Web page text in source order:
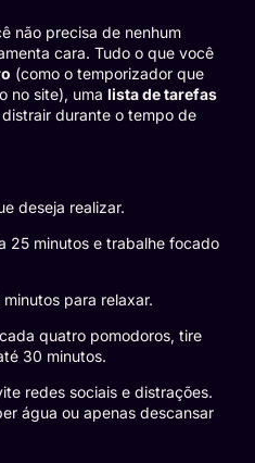
não precisa de nenhum
cara. Tudo o que você
(como o temporizador que
no site), uma lista de tarefas
durante o tempo de
deseja realizar.
25 minutos e trabalhe focado
para relaxar.
quatro pomodoros, tire
30 minutos.
redes sociais e distrações.
água ou apenas descansar